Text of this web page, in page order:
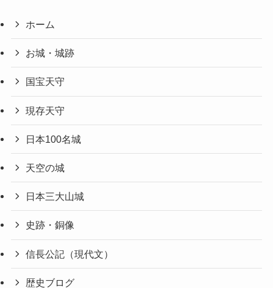
ホーム
お城・城跡
国宝天守
現存天守
日本100名城
天空の城
日本三大山城
史跡・銅像
信長公記（現代文）
歴史ブログ